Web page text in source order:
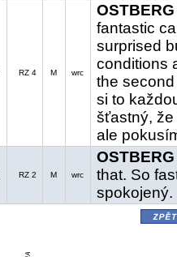
RZ 4 M wrc
fantastic
surprised
conditions
the
si to
šťastný, že
ale
RZ 2 M wrc
that. So
spokojený.